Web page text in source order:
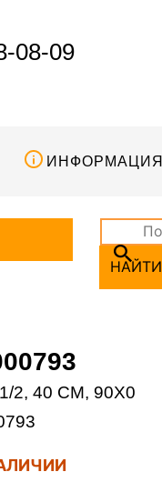
08-09
ИНФОРМАЦИЯ
НАЙТИ
2, 40 CM, 90X0